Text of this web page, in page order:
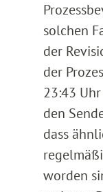
solchen
der
der
23:43
den
dass
worden